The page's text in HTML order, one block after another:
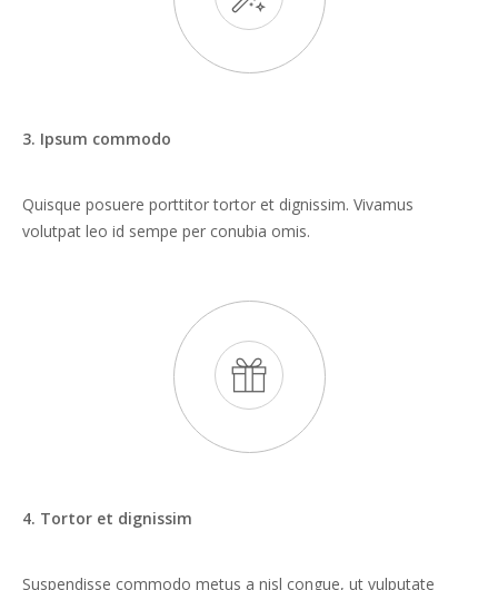
3. Ipsum commodo
Quisque posuere porttitor tortor et dignissim. Vivamus
volutpat leo id sempe per conubia omis.
4. Tortor et dignissim
Suspendisse commodo metus a nisl congue, ut vulputate